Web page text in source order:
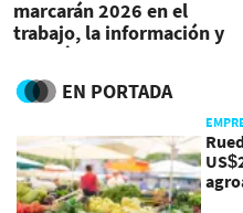
marcarán 2026 en el
trabajo, la información y
energía
EN PORTADA